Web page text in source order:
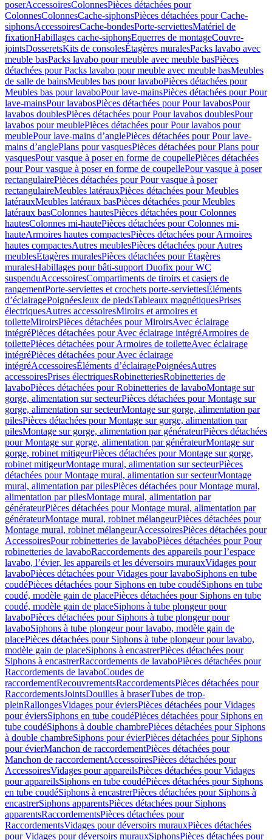
poserAccessoiresColonnesPièces détachées pour
ColonnesColonnesCache-siphonsPièces détachées pour Cache-
siphonsAccessoiresCache-bondesPorte-serviettesMatériel de
fixationHabillages cache-siphonsEquerres de montageCouvre-
jointsDosseretsKits de consolesÉtagères muralesPacks lavabo avec
meuble basPacks lavabo pour meuble avec meuble basPièces
détachées pour Packs lavabo pour meuble avec meuble basMeubles
de salle de bainsMeubles bas pour lavaboPièces détachées pour
Meubles bas pour lavaboPour lave-mainsPièces détachées pour Pour
lave-mainsPour lavabosPièces détachées pour Pour lavabosPour
lavabos doublesPièces détachées pour Pour lavabos doublesPour
lavabos pour meublePièces détachées pour Pour lavabos pour
meublePour lave-mains d’anglePièces détachées pour Pour lave-
mains d’anglePlans pour vasquesPièces détachées pour Plans pour
vasquesPour vasque à poser en forme de coupellePièces détachées
pour Pour vasque à poser en forme de coupellePour vasque à poser
rectangulairePièces détachées pour Pour vasque à poser
rectangulaireMeubles latérauxPièces détachées pour Meubles
latérauxMeubles latéraux basPièces détachées pour Meubles
latéraux basColonnes hautesPièces détachées pour Colonnes
hautesColonnes mi-hautePièces détachées pour Colonnes mi-
hauteArmoires hautes compactesPièces détachées pour Armoires
hautes compactesAutres meublesPièces détachées pour Autres
meublesÉtagères muralesPièces détachées pour Étagères
muralesHabillages pour bâti-support Duofix pour WC
suspenduAccessoiresCompartiments de tiroirs et casiers de
rangementPorte-serviettes et crochets porte-serviettesÉléments
d’éclairagePoignéesJeux de piedsTableaux magnétiquesPrises
électriquesAutres accessoiresMiroirs et armoires et
toiletteMiroirsPièces détachées pour MiroirsAvec éclairage
intégréPièces détachées pour Avec éclairage intégréArmoires de
toilettePièces détachées pour Armoires de toiletteAvec éclairage
intégréPièces détachées pour Avec éclairage
intégréAccessoiresÉléments d’éclairagePoignéesAutres
accessoiresPrises électriquesRobinetteriesRobinetteries de
lavaboPièces détachées pour Robinetteries de lavaboMontage sur
gorge, alimentation sur secteurPièces détachées pour Montage sur
gorge, alimentation sur secteurMontage sur gorge, alimentation par
pilesPièces détachées pour Montage sur gorge, alimentation par
pilesMontage sur gorge, alimentation par générateurPièces détachées
pour Montage sur gorge, alimentation par générateurMontage sur
gorge, robinet mitigeurPièces détachées pour Montage sur gorge,
robinet mitigeurMontage mural, alimentation sur secteurPièces
détachées pour Montage mural, alimentation sur secteurMontage
mural, alimentation par pilesPièces détachées pour Montage mural,
alimentation par pilesMontage mural, alimentation par
générateurPièces détachées pour Montage mural, alimentation par
générateurMontage mural, robinet mélangeurPièces détachées pour
Montage mural, robinet mélangeurAccessoiresPièces détachées pour
AccessoiresPour robinetteries de lavaboPièces détachées pour Pour
robinetteries de lavaboRaccordements des appareils pour l’espace
lavabo, l’évier, les appareils et les déversoirs murauxVidages pour
lavaboPièces détachées pour Vidages pour lavaboSiphons en tube
coudéPièces détachées pour Siphons en tube coudéSiphons en tube
coudé, modèle gain de placePièces détachées pour Siphons en tube
coudé, modèle gain de placeSiphons à tube plongeur pour
lavaboPièces détachées pour Siphons à tube plongeur pour
lavaboSiphons à tube plongeur pour lavabo, modèle gain de
placePièces détachées pour Siphons à tube plongeur pour lavabo,
modèle gain de placeSiphons à encastrerPièces détachées pour
Siphons à encastrerRaccordements de lavaboPièces détachées pour
Raccordements de lavaboCoudes de
raccordementRecouvrementsRaccordementsPièces détachées pour
RaccordementsJointsDouilles à braserTubes de trop-
pleinRallongesVidages pour éviersPièces détachées pour Vidages
pour éviersSiphons en tube coudéPièces détachées pour Siphons en
tube coudéSiphons à double chambrePièces détachées pour Siphons
à double chambreSiphons pour évierPièces détachées pour Siphons
pour évierManchon de raccordementPièces détachées pour
Manchon de raccordementAccessoiresPièces détachées pour
AccessoiresVidages pour appareilsPièces détachées pour Vidages
pour appareilsSiphons en tube coudéPièces détachées pour Siphons
en tube coudéSiphons à encastrerPièces détachées pour Siphons à
encastrerSiphons apparentsPièces détachées pour Siphons
apparentsRaccordementsPièces détachées pour
RaccordementsVidages pour déversoirs murauxPièces détachées
pour Vidages pour déversoirs murauxSiphonsPièces détachées pour